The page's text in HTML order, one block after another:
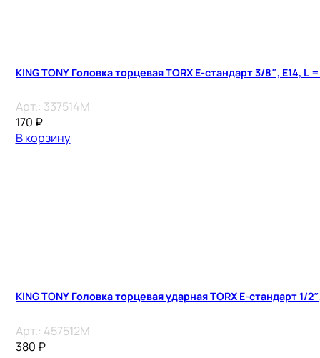
KING TONY Головка торцевая TORX Е-стандарт 3/8″, E14, L
Арт.: 337514M
170 ₽
В корзину
KING TONY Головка торцевая ударная TORX Е-стандарт 1/
Арт.: 457512M
380 ₽